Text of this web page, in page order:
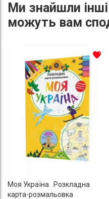
Ми знайшли
можуть вам
Моя Україна . Розкладна
карта-розмальовка